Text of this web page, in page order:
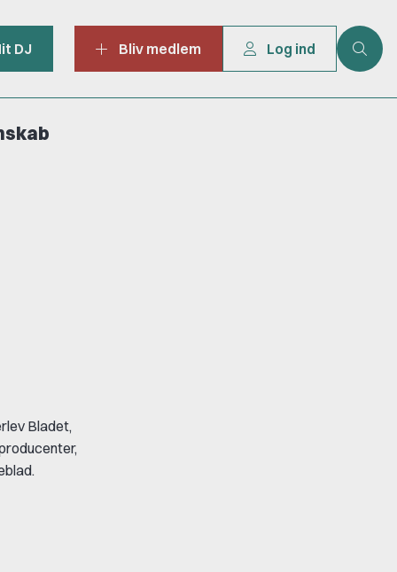
DJ Bliv medlem Log ind
Bladet,